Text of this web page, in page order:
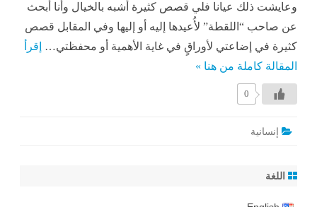
وعايشت ذلك عيانا فلي قصص كثيرة أشبه بالخيال وأنا أبحث
عن صاحب “اللقطة” لأُعيدها إليه أو إليها وفي المقابل قصص
كثيرة في إضاعتي لأوراقٍ في غاية الأهمية أو محفظتي… إقرأ
المقالة كاملة من هنا »
0
إنسانية
اللغة